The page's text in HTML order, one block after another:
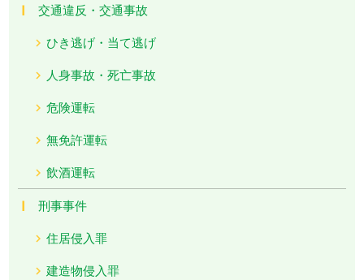
交通違反・交通事故
ひき逃げ・当て逃げ
人身事故・死亡事故
危険運転
無免許運転
飲酒運転
刑事事件
住居侵入罪
建造物侵入罪